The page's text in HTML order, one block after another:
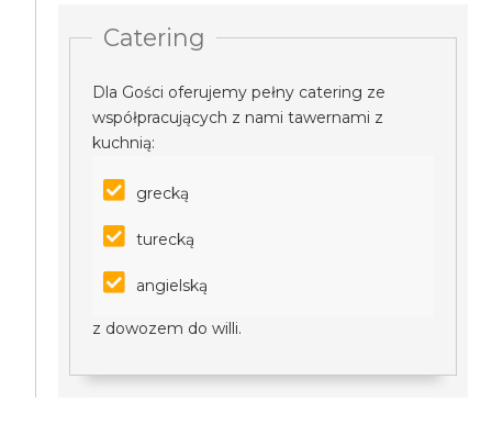
Catering
Dla Gości oferujemy pełny catering ze
współpracujących z nami tawernami z
kuchnią:
grecką
turecką
angielską
z dowozem do willi.